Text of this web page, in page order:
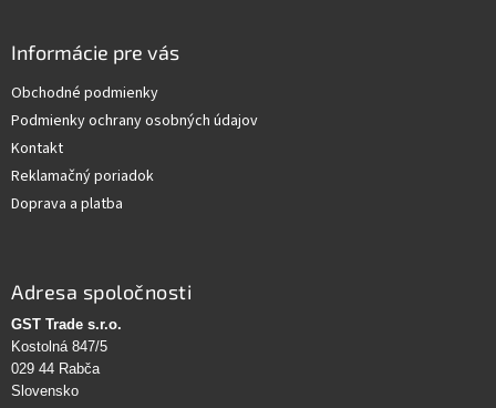
Informácie pre vás
Obchodné podmienky
Podmienky ochrany osobných údajov
Kontakt
Reklamačný poriadok
Doprava a platba
Adresa spoločnosti
GST Trade s.r.o.
Kostolná 847/5
029 44 Rabča
Slovensko